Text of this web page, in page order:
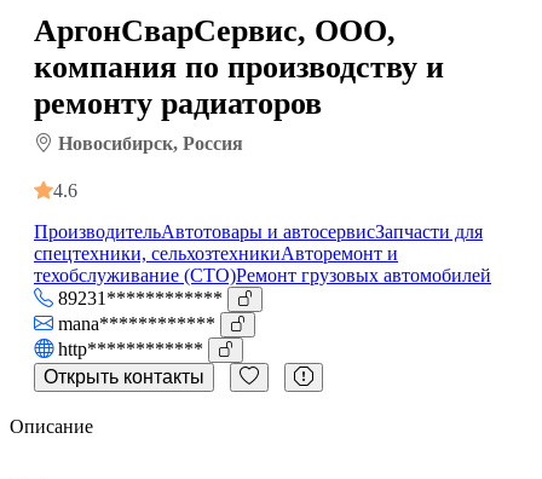
АргонСварСервис, ООО,
компания по производству и
ремонту радиаторов
Новосибирск, Россия
4.6
ПроизводительАвтотовары и автосервисЗапчасти для
спецтехники, сельхозтехникиАвторемонт и
техобслуживание (СТО)Ремонт грузовых автомобилей
89231************
mana************
http************
Открыть контакты
Описание